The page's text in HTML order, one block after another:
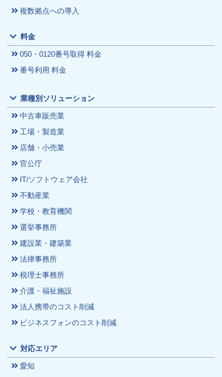
複数拠点への導入
料金
050・0120番号取得 料金
番号利用 料金
業種別ソリューション
中古車販売業
工場・製造業
店舗・小売業
官公庁
IT/ソフトウェア会社
不動産業
学校・教育機関
選挙事務所
建設業・建築業
法律事務所
税理士事務所
介護・福祉施設
法人携帯のコスト削減
ビジネスフォンのコスト削減
対応エリア
愛知